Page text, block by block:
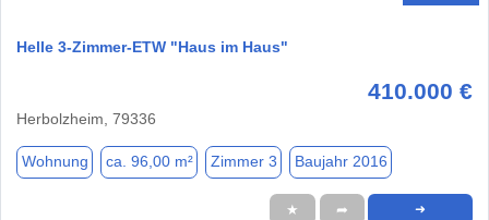
Helle 3-Zimmer-ETW "Haus im Haus"
410.000 €
Herbolzheim, 79336
Wohnung ca. 96,00 m² Zimmer 3 Baujahr 2016
★ ➦ ➜